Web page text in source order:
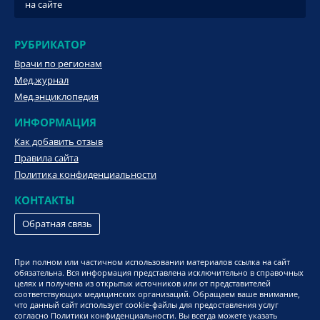
на сайте
РУБРИКАТОР
Врачи по регионам
Мед.журнал
Мед.энциклопедия
ИНФОРМАЦИЯ
Как добавить отзыв
Правила сайта
Политика конфиденциальности
КОНТАКТЫ
Обратная связь
При полном или частичном использовании материалов ссылка на сайт
обязательна. Вся информация представлена исключительно в справочных
целях и получена из открытых источников или от представителей
соответствующих медицинских организаций. Обращаем ваше внимание,
что данный сайт использует cookie-файлы для предоставления услуг
согласно Политики конфиденциальности. Вы всегда можете указать